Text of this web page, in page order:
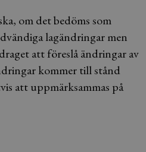
om det bedöms som
lagändringar men
att föreslå ändringar av
kommer till stånd
att uppmärksammas på